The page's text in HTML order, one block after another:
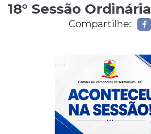
18° Sessão Ordinária
Compartilhe: